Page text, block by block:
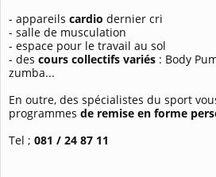
- appareils cardio dernier cri
- salle de musculation
- espace pour le travail au sol
- des cours collectifs variés : Body
zumba...
En outre, des spécialistes du sport
programmes de remise en forme
Tel ; 081 / 24 87 11